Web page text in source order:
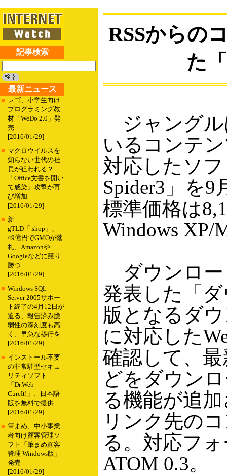
記事検索
最新ニュース
■ レゴ、小学生向け
プログラミング教
材「WeDo 2.0」発
売
[2016/01/29]
■ マクロウイルスを
知らない世代の社
員が狙われる？
「Office文書を開い
て感染」攻撃が再
び増加
[2016/01/29]
■ 新
gTLD「.shop」、
49億円でGMOが落
札、Amazonや
Googleなどに競り
勝つ
[2016/01/29]
■ Windows SQL
Server 2005サポー
ト終了の4月12日が
迫る、報告済み脆
弱性の深刻度も高
く、早急な移行を
[2016/01/29]
■ インストール不要
の非常駐型セキュ
リティソフト
「Dr.Web
CureIt!」、日本語
版を無料で提供
[2016/01/29]
■ 筆まめ、中小事業
者向け顧客管理ソ
フト「筆まめ顧客
管理 Windows版」
発売
[2016/01/29]
RSSからの
た
ジャングル
いるコンテ
対応したソ
Spider3」を9
標準価格は
Windows XP/
ダウンロー
発表した「ダ
版となるダ
に対応した
確認して、最
どをダウン
る機能が追
リンク先の
る。対応フォ
ATOM 0.3。